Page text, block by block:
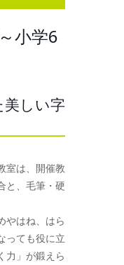
小学6
美しい字
室は、開催教
と、毛筆・硬
やはね、はら
っても役に立
力」が鍛えら